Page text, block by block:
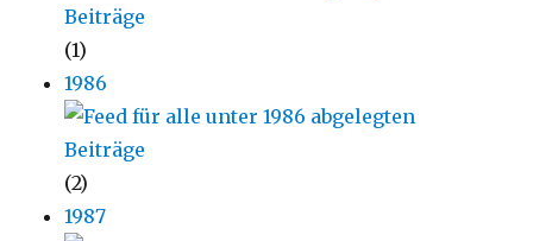
(1)
1986
(2)
1987